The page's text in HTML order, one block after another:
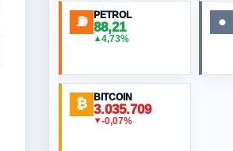
⛽ PETROL
88,21
▲4,73%
●
₿ BITCOIN
3.035.709
▼-0,07%